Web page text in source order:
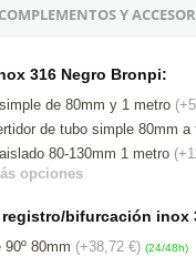
Y
316 Negro Bronpi:
de 80mm y 1 metro
de tubo simple 80mm a
80-130mm 1 metro
opciones
registro/bifurcación inox
90º 80mm (+38,72 €) (24/48h)